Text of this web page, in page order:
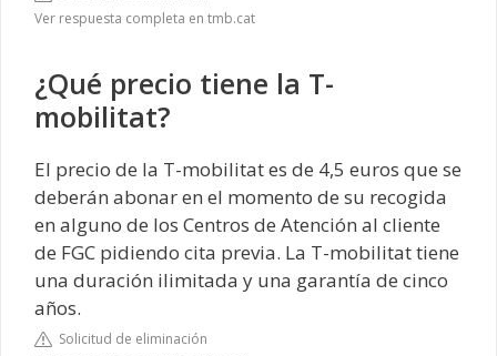
Ver respuesta completa en tmb.cat
¿Qué precio tiene la T-
mobilitat?
El precio de la T-mobilitat es de 4,5 euros que se
deberán abonar en el momento de su recogida
en alguno de los Centros de Atención al cliente
de FGC pidiendo cita previa. La T-mobilitat tiene
una duración ilimitada y una garantía de cinco
años.
Solicitud de eliminación